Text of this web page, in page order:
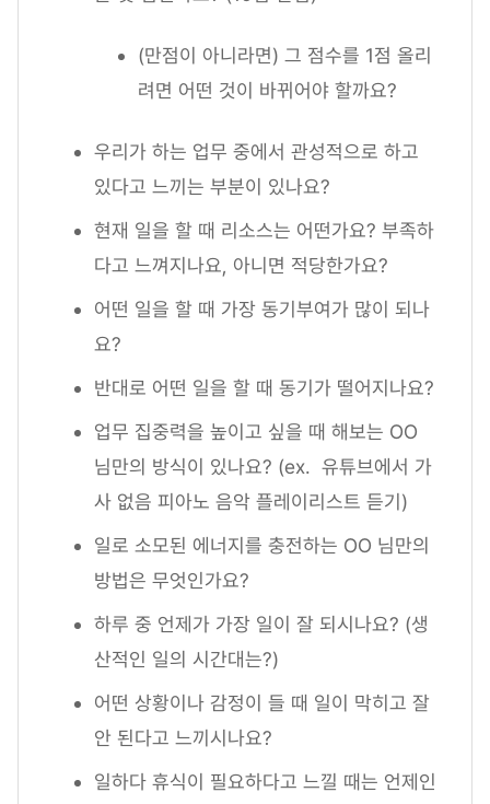
(만점이 아니라면) 그 점수를 1점 올리
려면 어떤 것이 바뀌어야 할까요?
우리가 하는 업무 중에서 관성적으로 하고
있다고 느끼는 부분이 있나요?
현재 일을 할 때 리소스는 어떤가요? 부족하
다고 느껴지나요, 아니면 적당한가요?
어떤 일을 할 때 가장 동기부여가 많이 되나
요?
반대로 어떤 일을 할 때 동기가 떨어지나요?
업무 집중력을 높이고 싶을 때 해보는 OO
님만의 방식이 있나요? (ex. 유튜브에서 가
사 없음 피아노 음악 플레이리스트 듣기)
일로 소모된 에너지를 충전하는 OO 님만의
방법은 무엇인가요?
하루 중 언제가 가장 일이 잘 되시나요? (생
산적인 일의 시간대는?)
어떤 상황이나 감정이 들 때 일이 막히고 잘
안 된다고 느끼시나요?
일하다 휴식이 필요하다고 느낄 때는 언제인